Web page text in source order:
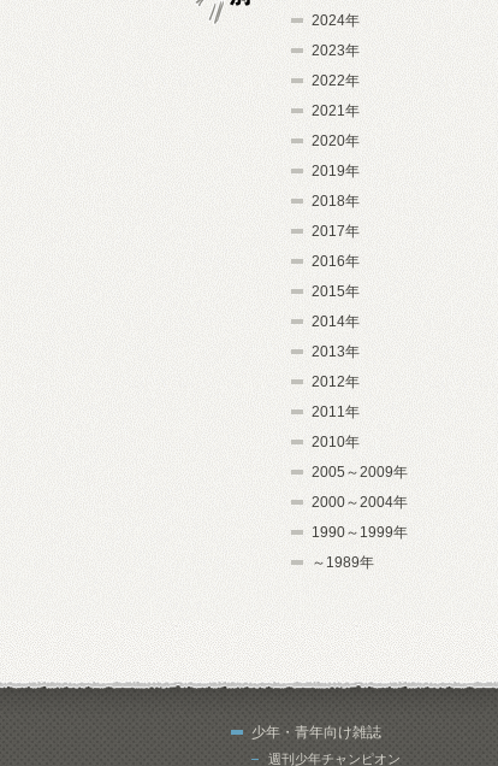
2024年
2023年
2022年
2021年
2020年
2019年
2018年
2017年
2016年
2015年
2014年
2013年
2012年
2011年
2010年
2005～2009年
2000～2004年
1990～1999年
～1989年
少年・青年向け雑誌
週刊少年チャンピオン